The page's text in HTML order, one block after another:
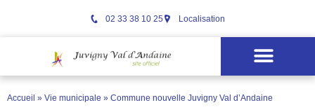
02 33 38 10 25 Localisation
Accueil » Vie municipale » Commune nouvelle Juvigny Val d’Andaine